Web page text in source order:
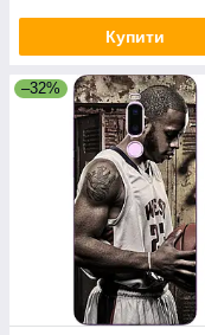
Купити
–32%